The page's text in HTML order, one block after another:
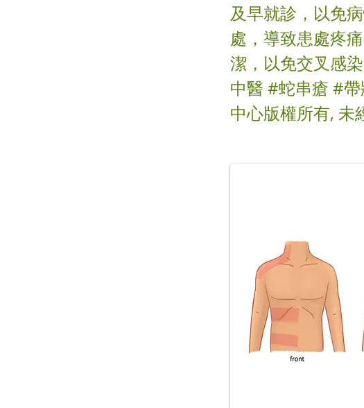
及早就診，以免
處，導致患處疼
潔，以免交叉感
中醫 #蛇串瘡 #
中心版權所有, 未